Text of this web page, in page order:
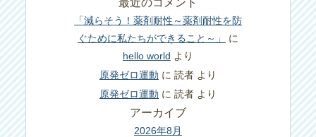
最近のコメント
「減らそう！薬剤耐性～薬剤耐性を防
ぐために私たちができること～」
に
hello world より
原発ゼロ運動 に 読者 より
原発ゼロ運動 に 読者 より
アーカイブ
2026年8月